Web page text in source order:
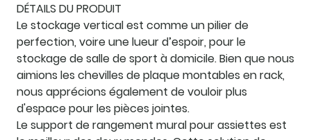
DÉTAILS DU PRODUIT
Le stockage vertical est comme un pilier de
perfection, voire une lueur d’espoir, pour le
stockage de salle de sport à domicile. Bien que nous
aimions les chevilles de plaque montables en rack,
nous apprécions également de vouloir plus
d'espace pour les pièces jointes.
Le support de rangement mural pour assiettes est